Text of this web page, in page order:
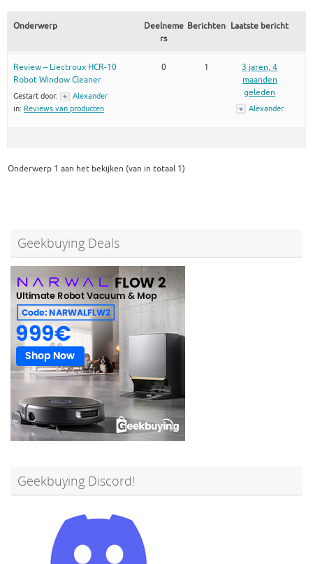
Onderwerp
Deelneme
rs
Berichten Laatste bericht
Review – Liectroux HCR-10
Robot Window Cleaner
Gestart door:
Alexander
in: Reviews van producten
0 1
3 jaren, 4
maanden
geleden
Alexander
Onderwerp 1 aan het bekijken (van in totaal 1)
Geekbuying Deals
Geekbuying Discord!